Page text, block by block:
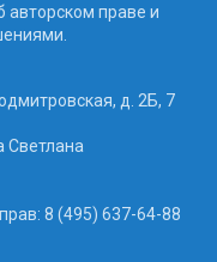
авторском праве и
д. 2Б, 7
Светлана
8 (495) 637-64-88